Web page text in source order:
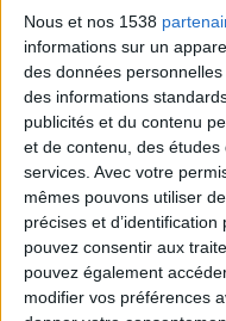
Nous et nos 1538
informations sur un
des données
des informations
publicités et du contenu
et de contenu, des
services. Avec votre
mêmes pouvons utiliser
précises et
pouvez consentir aux
pouvez également
modifier vos préférences
Webinaires